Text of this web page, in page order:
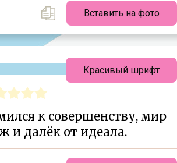
Вставить на фото
к совершенству, мир
и далёк от идеала.
Красивый шрифт